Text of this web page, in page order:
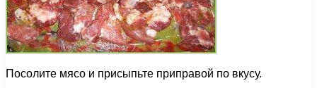
Посолите мясо и присыпьте приправой по вкусу.